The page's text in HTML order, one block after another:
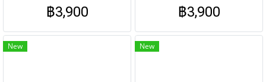
ดอกไม้สดและดอกไม้ประดิษฐิ์
โทนสี เหลือง ขาว
฿3,900
ดอกไม้สดและดอกไม้ประดิษฐิ์
โทนสี ขาว
฿3,900
New New